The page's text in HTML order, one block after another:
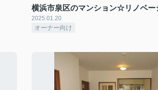
横浜市泉区のマンション☆リノベ
2025.01.20
オーナー向け